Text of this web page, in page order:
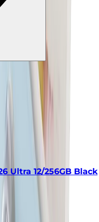
Ultra 12/256GB Black